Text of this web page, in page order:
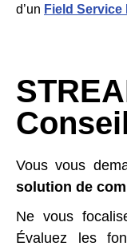
d’un Field Service
Vous vous
solution de
Ne vous
Évaluez les